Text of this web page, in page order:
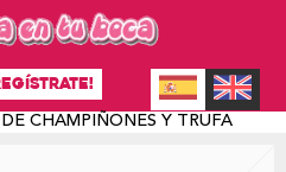
CHAMPIÑONES Y TRUFA